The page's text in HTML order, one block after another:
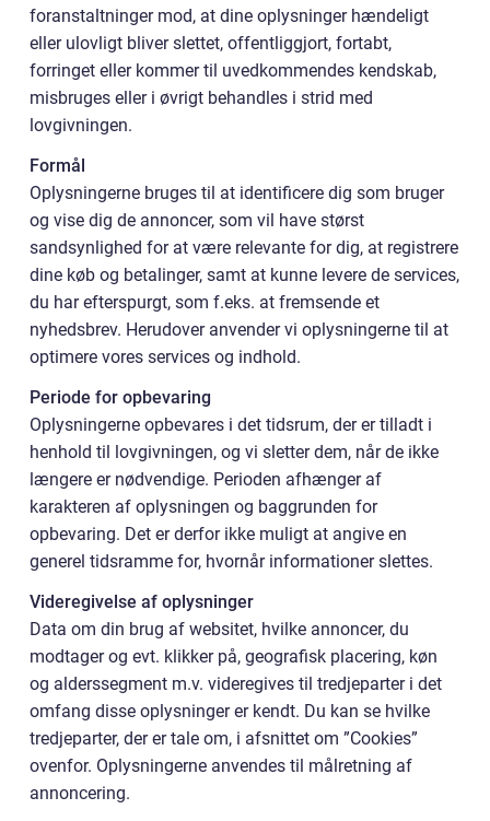
foranstaltninger mod, at dine oplysninger hændeligt
eller ulovligt bliver slettet, offentliggjort, fortabt,
forringet eller kommer til uvedkommendes kendskab,
misbruges eller i øvrigt behandles i strid med
lovgivningen.
Formål
Oplysningerne bruges til at identificere dig som bruger
og vise dig de annoncer, som vil have størst
sandsynlighed for at være relevante for dig, at registrere
dine køb og betalinger, samt at kunne levere de services,
du har efterspurgt, som f.eks. at fremsende et
nyhedsbrev. Herudover anvender vi oplysningerne til at
optimere vores services og indhold.
Periode for opbevaring
Oplysningerne opbevares i det tidsrum, der er tilladt i
henhold til lovgivningen, og vi sletter dem, når de ikke
længere er nødvendige. Perioden afhænger af
karakteren af oplysningen og baggrunden for
opbevaring. Det er derfor ikke muligt at angive en
generel tidsramme for, hvornår informationer slettes.
Videregivelse af oplysninger
Data om din brug af websitet, hvilke annoncer, du
modtager og evt. klikker på, geografisk placering, køn
og alderssegment m.v. videregives til tredjeparter i det
omfang disse oplysninger er kendt. Du kan se hvilke
tredjeparter, der er tale om, i afsnittet om ”Cookies”
ovenfor. Oplysningerne anvendes til målretning af
annoncering.